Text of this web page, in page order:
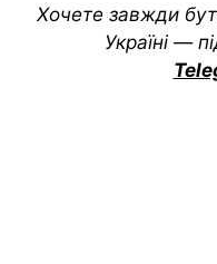
Хочете завжди
Україні —